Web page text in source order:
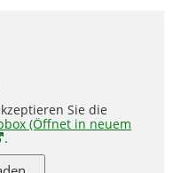
Sie die
(Öffnet in neuem
.